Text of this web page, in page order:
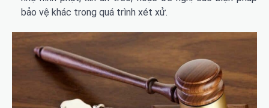
bảo vệ khác trong quá trình xét xử.